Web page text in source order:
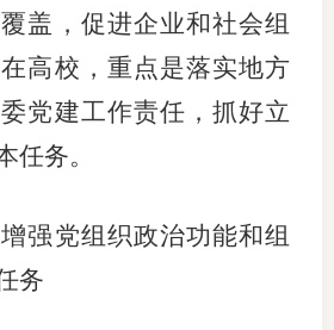
盖，促进企业和社会组
高校，重点是落实地方
党建工作责任，抓好立
任务。
党组织政治功能和组
务